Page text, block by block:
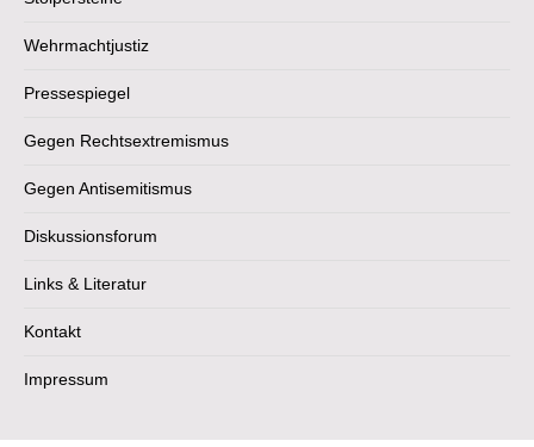
Wehrmachtjustiz
Pressespiegel
Gegen Rechtsextremismus
Gegen Antisemitismus
Diskussionsforum
Links & Literatur
Kontakt
Impressum